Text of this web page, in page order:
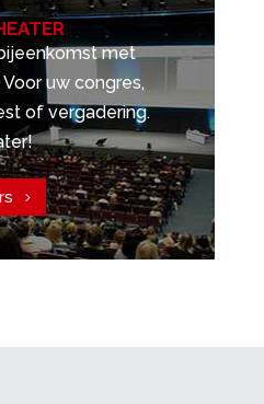
met
uw congres,
of vergadering.